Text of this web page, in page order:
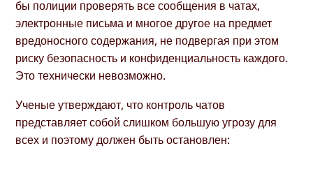
бы полиции проверять все сообщения в чатах,
электронные письма и многое другое на предмет
вредоносного содержания, не подвергая при этом
риску безопасность и конфиденциальность каждого.
Это технически невозможно.
Ученые утверждают, что контроль чатов
представляет собой слишком большую угрозу для
всех и поэтому должен быть остановлен: